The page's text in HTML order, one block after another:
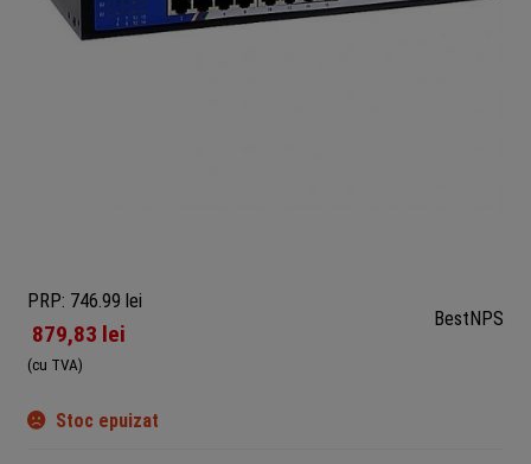
PRP: 746.99 lei
879,83 lei
(cu TVA)
BestNPS
Stoc epuizat